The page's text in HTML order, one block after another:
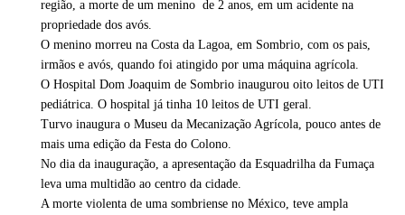
região, a morte de um menino de 2 anos, em um acidente na
propriedade dos avós.
O menino morreu na Costa da Lagoa, em Sombrio, com os pais,
irmãos e avós, quando foi atingido por uma máquina agrícola.
O Hospital Dom Joaquim de Sombrio inaugurou oito leitos de UTI
pediátrica. O hospital já tinha 10 leitos de UTI geral.
Turvo inaugura o Museu da Mecanização Agrícola, pouco antes de
mais uma edição da Festa do Colono.
No dia da inauguração, a apresentação da Esquadrilha da Fumaça
leva uma multidão ao centro da cidade.
A morte violenta de uma sombriense no México, teve ampla